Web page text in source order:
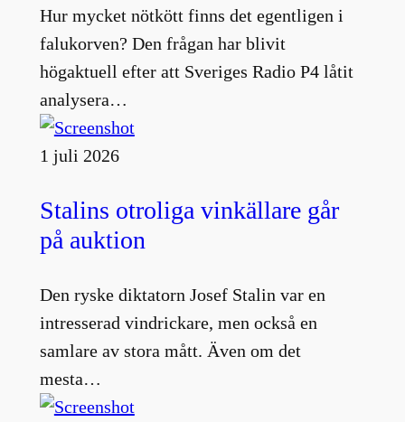
Hur mycket nötkött finns det egentligen i
falukorven? Den frågan har blivit
högaktuell efter att Sveriges Radio P4 låtit
analysera…
1 juli 2026
Stalins otroliga vinkällare går
på auktion
Den ryske diktatorn Josef Stalin var en
intresserad vindrickare, men också en
samlare av stora mått. Även om det
mesta…